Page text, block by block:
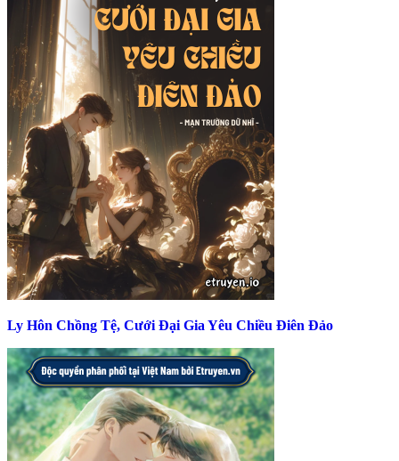
Ly Hôn Chồng Tệ, Cưới Đại Gia Yêu Chiều Điên Đảo